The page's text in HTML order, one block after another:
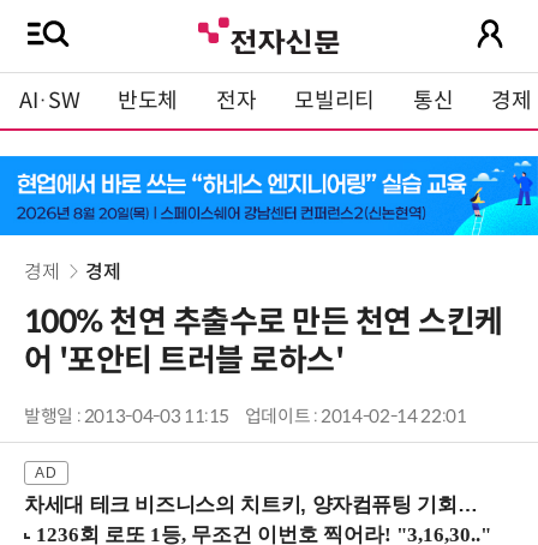
AI·SW 반도체 전자 모빌리티 통신 경제
경제 경제
100% 천연 추출수로 만든 천연 스킨케
어 '포안티 트러블 로하스'
발행일 : 2013-04-03 11:15 업데이트 : 2014-02-14 22:01
차세대 테크 비즈니스의 치트키, 양자컴퓨팅 기회를 선점하라! (8/28 강남역)